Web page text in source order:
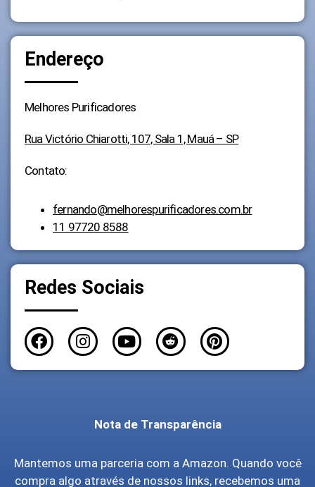
Endereço
Melhores Purificadores
Rua Victório Chiarotti, 107, Sala 1, Mauá – SP
Contato:
fernando@melhorespurificadores.com.br
11 97720 8588
Redes Sociais
Nota de Transparência
Mantemos uma parceria com a Amazon. Quando você
compra algo através de nossos links, recebemos uma